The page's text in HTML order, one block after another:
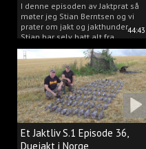
44:43
I denne episoden av Jaktprat så
møter jeg Stian Berntsen og vi
prater om jakt og jakthunder.
Stian har selv hatt alt fra
støvere, til elghunder,
rådyrhunder, spetser, apportører
og stående fuglehunder.
Et Jaktliv S.1 Episode 36,
Duejakt i Norge